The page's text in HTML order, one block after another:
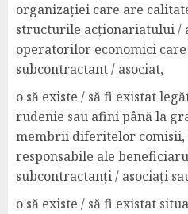
organizației care are
structurile acționariatului /
operatorilor economici
subcontractant / asociat,
o să existe / să fi existat
rudenie sau afini până la
membrii diferitelor comisii,
responsabile ale
subcontractanți / asociați
o să existe / să fi existat